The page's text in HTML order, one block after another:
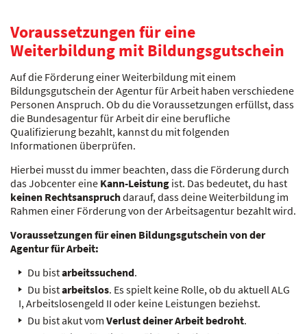
Voraussetzungen für eine
Weiterbildung mit Bildungsgutschein
Auf die Förderung einer Weiterbildung mit einem
Bildungsgutschein der Agentur für Arbeit haben verschiedene
Personen Anspruch. Ob du die Voraussetzungen erfüllst, dass
die Bundesagentur für Arbeit dir eine berufliche
Qualifizierung bezahlt, kannst du mit folgenden
Informationen überprüfen.
Hierbei musst du immer beachten, dass die Förderung durch
das Jobcenter eine Kann-Leistung ist. Das bedeutet, du hast
keinen Rechtsanspruchdarauf, dass deine Weiterbildung im
Rahmen einer Förderung von der Arbeitsagentur bezahlt wird.
Voraussetzungen für einen Bildungsgutschein von der
Agentur für Arbeit:
Du bistarbeitssuchend.
Du bistarbeitslos. Es spielt keine Rolle, ob du aktuell ALG
I, Arbeitslosengeld II oder keine Leistungen beziehst.
Du bist akut vom Verlust deiner Arbeit bedroht.